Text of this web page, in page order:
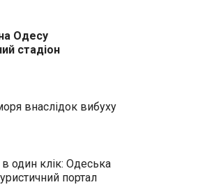
Одесу
стадіон
внаслідок вибуху
один клік: Одеська
портал